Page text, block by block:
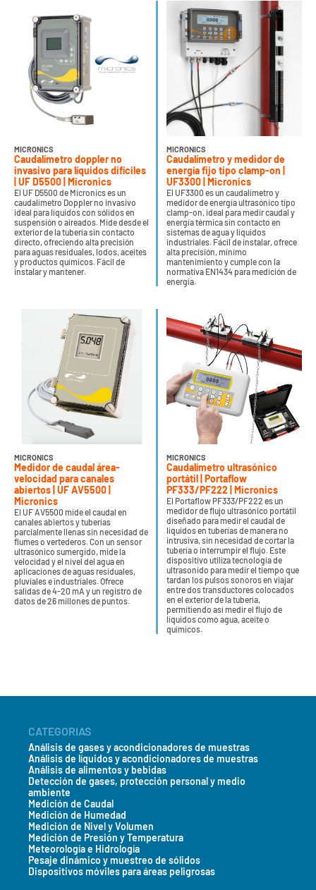
MICRONICS
Caudalímetro doppler no
invasivo para líquidos difíciles
| UF D5500 | Micronics
El UF D5500 de Micronics es un
caudalímetro Doppler no invasivo
ideal para líquidos con sólidos en
suspensión o aireados. Mide desde el
exterior de la tubería sin contacto
directo, ofreciendo alta precisión
para aguas residuales, lodos, aceites
y productos químicos. Fácil de
instalar y mantener​.
MICRONICS
Caudalímetro y medidor de
energía fijo tipo clamp-on |
UF3300 | Micronics
El UF3300 es un caudalímetro y
medidor de energía ultrasónico tipo
clamp-on, ideal para medir caudal y
energía térmica sin contacto en
sistemas de agua y líquidos
industriales. Fácil de instalar, ofrece
alta precisión, mínimo
mantenimiento y cumple con la
normativa EN1434 para medición de
energía​.
MICRONICS
Medidor de caudal área-
velocidad para canales
abiertos | UF AV5500 |
Micronics
El UF AV5500 mide el caudal en
canales abiertos y tuberías
parcialmente llenas sin necesidad de
flumes o vertederos. Con un sensor
ultrasónico sumergido, mide la
velocidad y el nivel del agua en
aplicaciones de aguas residuales,
pluviales e industriales. Ofrece
salidas de 4-20 mA y un registro de
datos de 26 millones de puntos.
MICRONICS
Caudalímetro ultrasónico
portátil | Portaflow
PF333/PF222 | Micronics
El Portaflow PF333/PF222 es un
medidor de flujo ultrasónico portátil
diseñado para medir el caudal de
líquidos en tuberías de manera no
intrusiva, sin necesidad de cortar la
tubería o interrumpir el flujo. Este
dispositivo utiliza tecnología de
ultrasonido para medir el tiempo que
tardan los pulsos sonoros en viajar
entre dos transductores colocados
en el exterior de la tubería,
permitiendo así medir el flujo de
líquidos como agua, aceite o
químicos.
CATEGORIAS
Análisis de gases y acondicionadores de muestras
Análisis de líquidos y acondicionadores de muestras
Análisis de alimentos y bebidas
Detección de gases, protección personal y medio
ambiente
Medición de Caudal
Medición de Humedad
Medición de Nivel y Volumen
Medición de Presión y Temperatura
Meteorología e Hidrología
Pesaje dinámico y muestreo de sólidos
Dispositivos móviles para áreas peligrosas